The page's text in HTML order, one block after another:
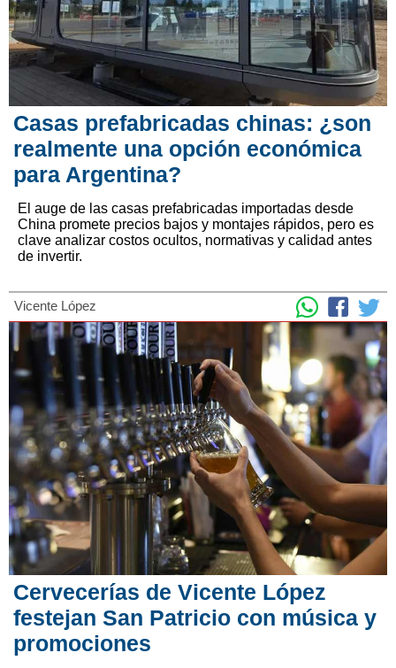
Casas prefabricadas chinas: ¿son
realmente una opción económica
para Argentina?
El auge de las casas prefabricadas importadas desde
China promete precios bajos y montajes rápidos, pero es
clave analizar costos ocultos, normativas y calidad antes
de invertir.
Vicente López
Cervecerías de Vicente López
festejan San Patricio con música y
promociones